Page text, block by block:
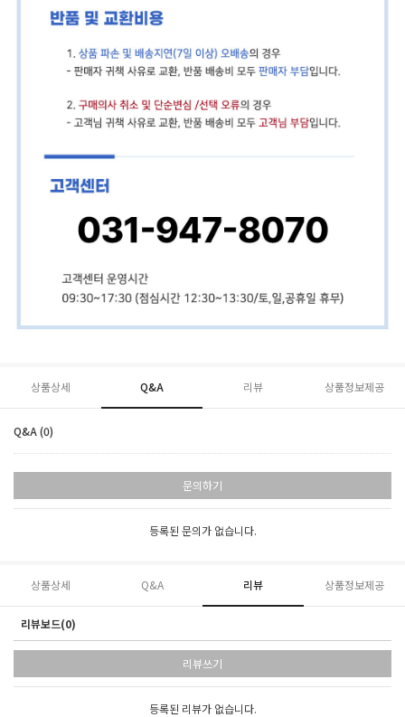
상품상세 Q&A 리뷰 상품정보제공
Q&A (0)
문의하기
등록된 문의가 없습니다.
상품상세 Q&A 리뷰 상품정보제공
리뷰보드(0)
리뷰쓰기
등록된 리뷰가 없습니다.